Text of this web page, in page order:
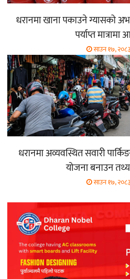
धरानमा खाना पकाउने ग्यासको
पर्याप्त
साउन १७, २०८३
धरानमा अव्यवस्थित सवारी
योजना बनाउन
साउन १७, २०८३